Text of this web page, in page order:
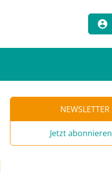
NEWSLETTER
Jetzt abonnieren